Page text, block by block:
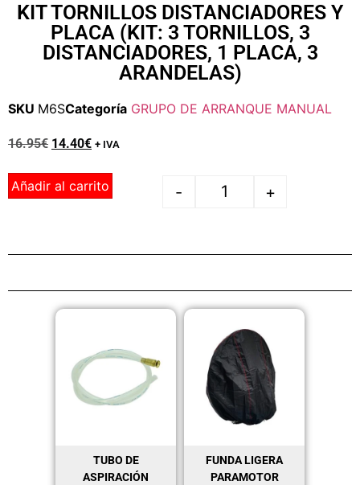
KIT TORNILLOS DISTANCIADORES Y
PLACA (KIT: 3 TORNILLOS, 3
DISTANCIADORES, 1 PLACA, 3
ARANDELAS)
SKU M6SCategoría GRUPO DE ARRANQUE MANUAL
16.95€ 14.40€ + IVA
- +
Añadir al carrito
TUBO DE
ASPIRACIÓN
FUNDA LIGERA
PARAMOTOR